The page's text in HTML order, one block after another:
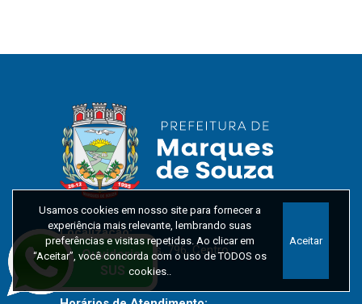
Usamos cookies em nosso site para fornecer a
experiência mais relevante, lembrando suas
preferências e visitas repetidas. Ao clicar em
“Aceitar”, você concorda com o uso de TODOS os
cookies..
Aceitar
Localização:
Rua Getúlio Vargas, 796, Centro
CEP: 95923-000